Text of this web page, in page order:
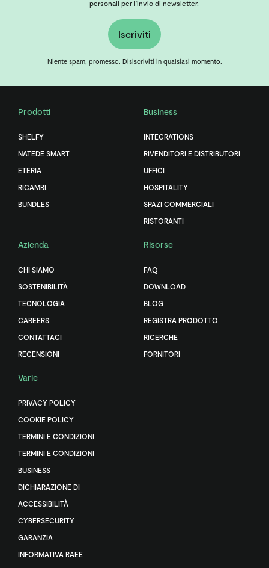
personali per l'invio di newsletter.
Iscriviti
Niente spam, promesso. Disiscriviti in qualsiasi momento.
Prodotti
SHELFY
NATEDE SMART
ETERIA
RICAMBI
BUNDLES
Business
INTEGRATIONS
RIVENDITORI E DISTRIBUTORI
UFFICI
HOSPITALITY
SPAZI COMMERCIALI
RISTORANTI
Azienda
CHI SIAMO
SOSTENIBILITÀ
TECNOLOGIA
CAREERS
CONTATTACI
RECENSIONI
Risorse
FAQ
DOWNLOAD
BLOG
REGISTRA PRODOTTO
RICERCHE
FORNITORI
Varie
PRIVACY POLICY
COOKIE POLICY
TERMINI E CONDIZIONI
TERMINI E CONDIZIONI
BUSINESS
DICHIARAZIONE DI
ACCESSIBILITÀ
CYBERSECURITY
GARANZIA
INFORMATIVA RAEE